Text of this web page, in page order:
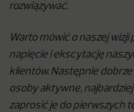
rozwiązywać.
Warto mówić o naszej
napięcie i ekscytację
klientów. Następnie
osoby aktywne,
zaprosić je do pierwszych